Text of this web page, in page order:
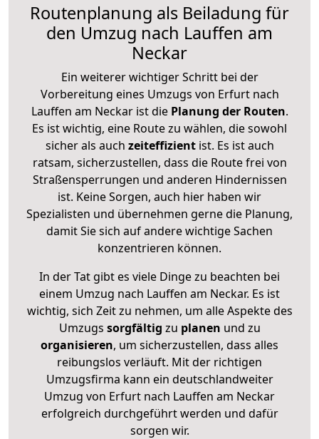
Routenplanung als Beiladung für
den Umzug nach Lauffen am
Neckar
Ein weiterer wichtiger Schritt bei der
Vorbereitung eines Umzugs von Erfurt nach
Lauffen am Neckar ist diePlanung der Routen.
Es ist wichtig, eine Route zu wählen, die sowohl
sicher als auch zeiteffizientist. Es ist auch
ratsam, sicherzustellen, dass die Route frei von
Straßensperrungen und anderen Hindernissen
ist. Keine Sorgen, auch hier haben wir
Spezialisten und übernehmen gerne die Planung,
damit Sie sich auf andere wichtige Sachen
konzentrieren können.
In der Tat gibt es viele Dinge zu beachten bei
einem Umzug nach Lauffen am Neckar. Es ist
wichtig, sich Zeit zu nehmen, um alle Aspekte des
Umzugs sorgfältig zu planen und zu
organisieren, um sicherzustellen, dass alles
reibungslos verläuft. Mit der richtigen
Umzugsfirma kann ein deutschlandweiter
Umzug von Erfurt nach Lauffen am Neckar
erfolgreich durchgeführt werden und dafür
sorgen wir.